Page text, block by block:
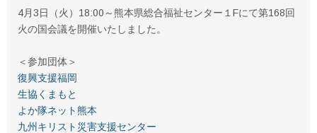
4月3日（火）18:00～熊本県総合福祉センター１Fにて第168回
火の国会議を開催いたしました。
＜参加団体＞
復興支援福岡
生協くまもと
よか隊ネット熊本
九州キリスト災害支援センター